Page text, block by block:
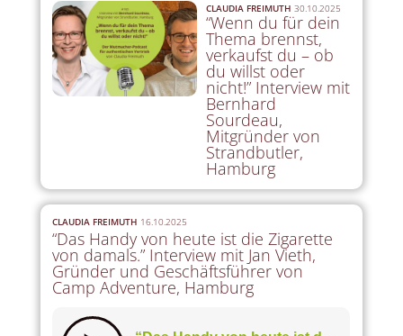
CLAUDIA FREIMUTH 30.10.2025
“Wenn du für dein
Thema brennst,
verkaufst du – ob
du willst oder
nicht!” Interview mit
Bernhard
Sourdeau,
Mitgründer von
Strandbutler,
Hamburg
CLAUDIA FREIMUTH 16.10.2025
“Das Handy von heute ist die Zigarette
von damals.” Interview mit Jan Vieth,
Gründer und Geschäftsführer von
Camp Adventure, Hamburg